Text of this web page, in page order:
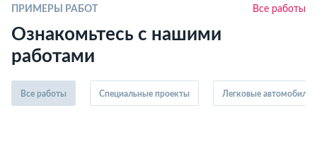
ПРИМЕРЫ РАБОТ Все работы
Ознакомьтесь с нашими
работами
Все работы Специальные проекты Легковые автомобили